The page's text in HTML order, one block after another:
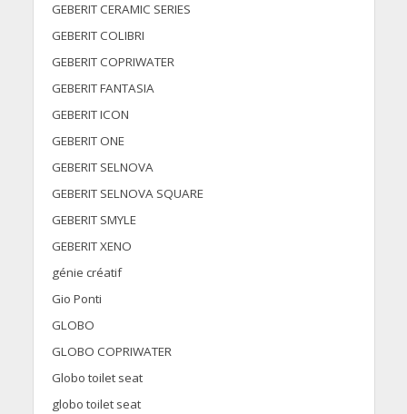
GEBERIT CERAMIC SERIES
GEBERIT COLIBRI
GEBERIT COPRIWATER
GEBERIT FANTASIA
GEBERIT ICON
GEBERIT ONE
GEBERIT SELNOVA
GEBERIT SELNOVA SQUARE
GEBERIT SMYLE
GEBERIT XENO
génie créatif
Gio Ponti
GLOBO
GLOBO COPRIWATER
Globo toilet seat
globo toilet seat